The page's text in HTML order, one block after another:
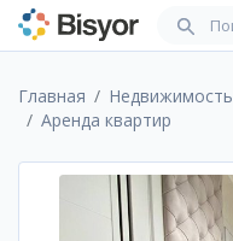
Главная Недвижимость
Аренда квартир